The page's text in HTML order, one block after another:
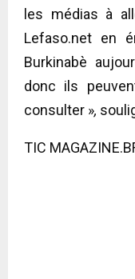
les médias à
Lefaso.net en
Burkinabè
donc ils
consulter »,
TIC